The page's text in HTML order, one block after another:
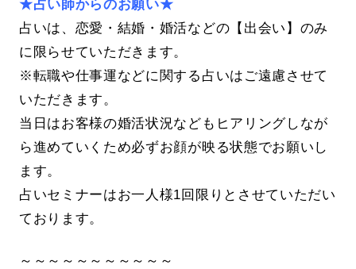
★占い師からのお願い★
占いは、恋愛・結婚・婚活などの【出会い】のみ
に限らせていただきます。
※転職や仕事運などに関する占いはご遠慮させて
いただきます。
当日はお客様の婚活状況などもヒアリングしなが
ら進めていくため必ずお顔が映る状態でお願いし
ます。
占いセミナーはお一人様1回限りとさせていただい
ております。
～～～～～～～～～～～